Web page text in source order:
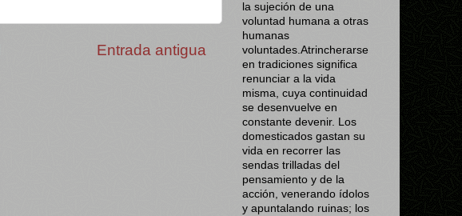
Entrada antigua
la sujeción de una
voluntad humana a otras
humanas
voluntades.Atrincherarse
en tradiciones significa
renunciar a la vida
misma, cuya continuidad
se desenvuelve en
constante devenir. Los
domesticados gastan su
vida en recorrer las
sendas trilladas del
pensamiento y de la
acción, venerando ídolos
y apuntalando ruinas; los